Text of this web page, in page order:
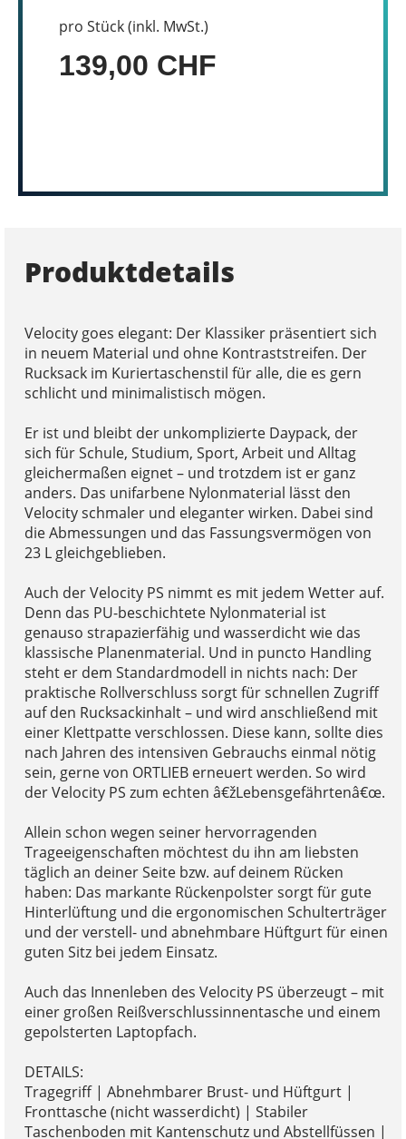
pro Stück (inkl. MwSt.)
139,00 CHF
Produktdetails
Velocity goes elegant: Der Klassiker präsentiert sich
in neuem Material und ohne Kontraststreifen. Der
Rucksack im Kuriertaschenstil für alle, die es gern
schlicht und minimalistisch mögen.
Er ist und bleibt der unkomplizierte Daypack, der
sich für Schule, Studium, Sport, Arbeit und Alltag
gleichermaßen eignet – und trotzdem ist er ganz
anders. Das unifarbene Nylonmaterial lässt den
Velocity schmaler und eleganter wirken. Dabei sind
die Abmessungen und das Fassungsvermögen von
23 L gleichgeblieben.
Auch der Velocity PS nimmt es mit jedem Wetter auf.
Denn das PU-beschichtete Nylonmaterial ist
genauso strapazierfähig und wasserdicht wie das
klassische Planenmaterial. Und in puncto Handling
steht er dem Standardmodell in nichts nach: Der
praktische Rollverschluss sorgt für schnellen Zugriff
auf den Rucksackinhalt – und wird anschließend mit
einer Klettpatte verschlossen. Diese kann, sollte dies
nach Jahren des intensiven Gebrauchs einmal nötig
sein, gerne von ORTLIEB erneuert werden. So wird
der Velocity PS zum echten â€žLebensgefährtenâ€œ.
Allein schon wegen seiner hervorragenden
Trageeigenschaften möchtest du ihn am liebsten
täglich an deiner Seite bzw. auf deinem Rücken
haben: Das markante Rückenpolster sorgt für gute
Hinterlüftung und die ergonomischen Schulterträger
und der verstell- und abnehmbare Hüftgurt für einen
guten Sitz bei jedem Einsatz.
Auch das Innenleben des Velocity PS überzeugt – mit
einer großen Reißverschlussinnentasche und einem
gepolsterten Laptopfach.
DETAILS:
Tragegriff | Abnehmbarer Brust- und Hüftgurt |
Fronttasche (nicht wasserdicht) | Stabiler
Taschenboden mit Kantenschutz und Abstellfüssen |